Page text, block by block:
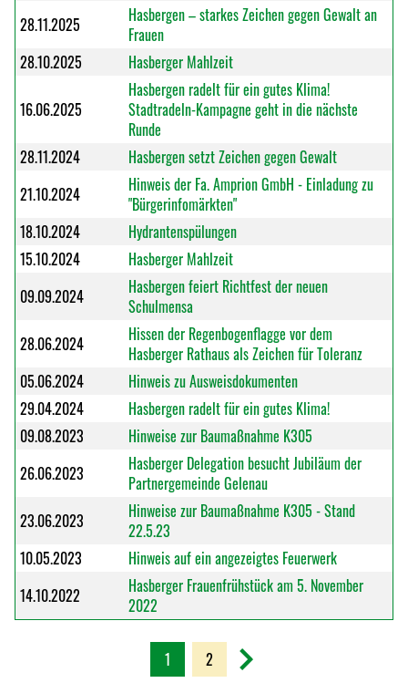
28.11.2025
Hasbergen – starkes Zeichen gegen Gewalt an
Frauen
28.10.2025
Hasberger Mahlzeit
16.06.2025
Hasbergen radelt für ein gutes Klima!
Stadtradeln-Kampagne geht in die nächste
Runde
28.11.2024
Hasbergen setzt Zeichen gegen Gewalt
21.10.2024
Hinweis der Fa. Amprion GmbH - Einladung zu
"Bürgerinfomärkten"
18.10.2024
Hydrantenspülungen
15.10.2024
Hasberger Mahlzeit
09.09.2024
Hasbergen feiert Richtfest der neuen
Schulmensa
28.06.2024
Hissen der Regenbogenflagge vor dem
Hasberger Rathaus als Zeichen für Toleranz
05.06.2024
Hinweis zu Ausweisdokumenten
29.04.2024
Hasbergen radelt für ein gutes Klima!
09.08.2023
Hinweise zur Baumaßnahme K305
26.06.2023
Hasberger Delegation besucht Jubiläum der
Partnergemeinde Gelenau
23.06.2023
Hinweise zur Baumaßnahme K305 - Stand
22.5.23
10.05.2023
Hinweis auf ein angezeigtes Feuerwerk
14.10.2022
Hasberger Frauenfrühstück am 5. November
2022
1 2